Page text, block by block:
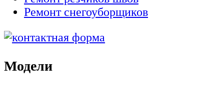
Ремонт снегоуборщиков
Модели